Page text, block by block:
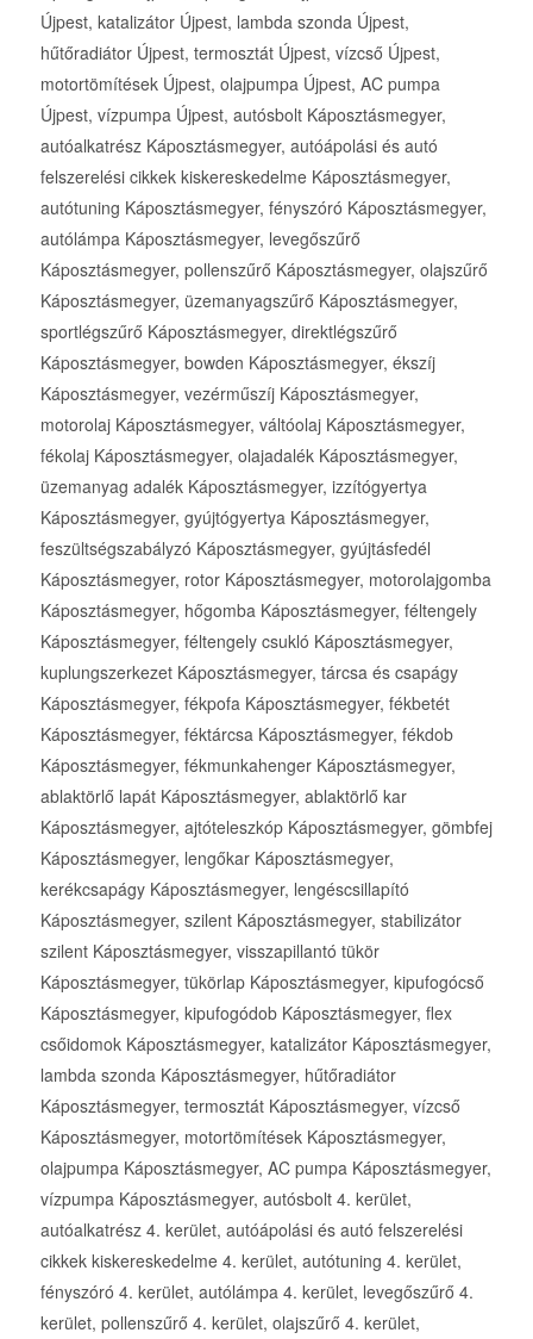
Újpest, katalizátor Újpest, lambda szonda Újpest,
hűtőradiátor Újpest, termosztát Újpest, vízcső Újpest,
motortömítések Újpest, olajpumpa Újpest, AC pumpa
Újpest, vízpumpa Újpest, autósbolt Káposztásmegyer,
autóalkatrész Káposztásmegyer, autóápolási és autó
felszerelési cikkek kiskereskedelme Káposztásmegyer,
autótuning Káposztásmegyer, fényszóró Káposztásmegyer,
autólámpa Káposztásmegyer, levegőszűrő
Káposztásmegyer, pollenszűrő Káposztásmegyer, olajszűrő
Káposztásmegyer, üzemanyagszűrő Káposztásmegyer,
sportlégszűrő Káposztásmegyer, direktlégszűrő
Káposztásmegyer, bowden Káposztásmegyer, ékszíj
Káposztásmegyer, vezérműszíj Káposztásmegyer,
motorolaj Káposztásmegyer, váltóolaj Káposztásmegyer,
fékolaj Káposztásmegyer, olajadalék Káposztásmegyer,
üzemanyag adalék Káposztásmegyer, izzítógyertya
Káposztásmegyer, gyújtógyertya Káposztásmegyer,
feszültségszabályzó Káposztásmegyer, gyújtásfedél
Káposztásmegyer, rotor Káposztásmegyer, motorolajgomba
Káposztásmegyer, hőgomba Káposztásmegyer, féltengely
Káposztásmegyer, féltengely csukló Káposztásmegyer,
kuplungszerkezet Káposztásmegyer, tárcsa és csapágy
Káposztásmegyer, fékpofa Káposztásmegyer, fékbetét
Káposztásmegyer, féktárcsa Káposztásmegyer, fékdob
Káposztásmegyer, fékmunkahenger Káposztásmegyer,
ablaktörlő lapát Káposztásmegyer, ablaktörlő kar
Káposztásmegyer, ajtóteleszkóp Káposztásmegyer, gömbfej
Káposztásmegyer, lengőkar Káposztásmegyer,
kerékcsapágy Káposztásmegyer, lengéscsillapító
Káposztásmegyer, szilent Káposztásmegyer, stabilizátor
szilent Káposztásmegyer, visszapillantó tükör
Káposztásmegyer, tükörlap Káposztásmegyer, kipufogócső
Káposztásmegyer, kipufogódob Káposztásmegyer, flex
csőidomok Káposztásmegyer, katalizátor Káposztásmegyer,
lambda szonda Káposztásmegyer, hűtőradiátor
Káposztásmegyer, termosztát Káposztásmegyer, vízcső
Káposztásmegyer, motortömítések Káposztásmegyer,
olajpumpa Káposztásmegyer, AC pumpa Káposztásmegyer,
vízpumpa Káposztásmegyer, autósbolt 4. kerület,
autóalkatrész 4. kerület, autóápolási és autó felszerelési
cikkek kiskereskedelme 4. kerület, autótuning 4. kerület,
fényszóró 4. kerület, autólámpa 4. kerület, levegőszűrő 4.
kerület, pollenszűrő 4. kerület, olajszűrő 4. kerület,